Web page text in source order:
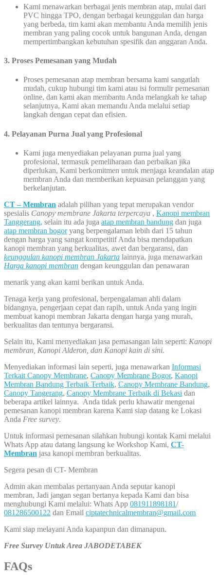
Kami menawarkan berbagai jenis membran atap, mulai dari
PVC hingga TPO, dengan berbagai keunggulan dan harga
yang berbeda, tim kami akan membantu Anda memilih jenis
membran yang paling cocok untuk bangunan Anda, dengan
mempertimbangkan kebutuhan spesifik dan anggaran Anda.
3. Proses Pemesanan yang Mudah
Proses pemesanan atap membran bersama kami sangatlah
mudah, cukup hubungi tim kami atau isi formulir pemesanan
online, dan kami akan membantu Anda melangkah ke tahap
selanjutnya, Kami akan memandu Anda melalui setiap
langkah dengan cepat dan efisien.
4. Pelayanan Purna Jual yang Profesional
Kami juga menyediakan pelayanan purna jual yang
profesional, termasuk pemeliharaan dan perbaikan jika
diperlukan, Kami berkomitmen untuk menjaga keandalan atap
membran Anda dan memberikan kepuasan pelanggan yang
berkelanjutan.
CT – Membran adalah pilihan yang tepat merupakan vendor
spesialis Canopy membrane Jakarta terpercaya , Kanopi membran
Tanggerang, selain itu ada juga atap membran bandung dan juga
atap membran bogoryang berpengalaman lebih dari 15 tahun
dengan harga yang sangat kompetitif Anda bisa mendapatkan
kanopi membran yang berkualitas, awet dan bergaransi, dan
keunggulan kanopi membran Jakarta lainnya, juga menawarkan
Harga kanopi membran dengan keunggulan dan penawaran
menarik yang akan kami berikan untuk Anda.
Tenaga kerja yang profesional, berpengalaman ahli dalam
bidangnya, pengerjaan cepat dan rapih, untuk Anda yang ingin
membuat kanopi membran Jakarta dengan harga yang murah,
berkualitas dan tentunya bergaransi.
Selain itu, Kami menyediakan jasa pemasangan lain seperti: Kanopi
membran, Kanopi Alderon, dan Kanopi kain di sini.
Menyediakan informasi lain seperti, juga menawarkan Informasi
Terkait Canopy Membrane, Canopy Membrane Bogor, Kanopi
Membran Bandung Terbaik Terbaik, Canopy Membrane Bandung,
Canopy Tangerang, Canopy Membrane Terbaik di Bekasi dan
beberapa artikel lainnya. Anda tidak perlu khawatir mengenai
pemesanan kanopi membran karena Kami siap datang ke Lokasi
Anda Free survey.
Untuk informasi pemesanan silahkan hubungi kontak Kami melalui
Whats App atau datang langsung ke Workshop Kami, CT-
Membran jasa kanopi membran berkualitas.
Segera pesan di CT- Membran
Admin akan membalas pertanyaan Anda seputar kanopi
membran, Jadi jangan segan bertanya kepada Kami dan bisa
menghubungi Kami melalui: Whats App 081911898181/
081286500122 dan Email ciptatechnicalmembran@gmail.com
Kami siap melayani Anda kapanpun dan dimanapun.
Free Survey Untuk Area JABODETABEK
FAQs